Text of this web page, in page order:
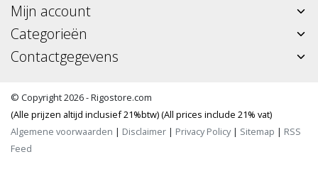
Mijn account
Categorieën
Contactgegevens
© Copyright 2026 - Rigostore.com
(Alle prijzen altijd inclusief 21%btw) (All prices include 21% vat)
Algemene voorwaarden | Disclaimer | Privacy Policy| Sitemap | RSS
Feed